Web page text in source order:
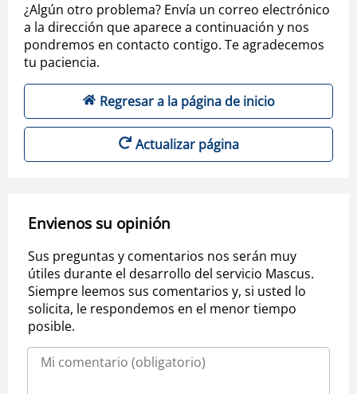
¿Algún otro problema? Envía un correo electrónico
a la dirección que aparece a continuación y nos
pondremos en contacto contigo. Te agradecemos
tu paciencia.
Regresar a la página de inicio
Actualizar página
Envienos su opinión
Sus preguntas y comentarios nos serán muy
útiles durante el desarrollo del servicio Mascus.
Siempre leemos sus comentarios y, si usted lo
solicita, le respondemos en el menor tiempo
posible.